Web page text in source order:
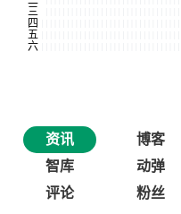
资讯 博客
智库
动弹
评论
粉丝